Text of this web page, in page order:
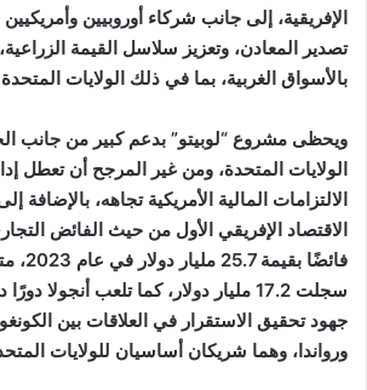
الإفريقية، إلى جانب شركاء أوروبيين
تصدير المعادن، وتعزيز سلاسل القيمة
بالأسواق الغربية، بما في ذلك الولايات المتحدة
ويحظى مشروع “لوبيتو” بدعم كبير من جانب
الولايات المتحدة، ومن غير المرجح أن تعطل
الالتزامات المالية الأمريكية تجاهه، بالإضافة
الاقتصاد الإفريقي الأول من حيث الفائض
فائضًا
سجلت 17.2 مليار دولار، كما تلعب أنجولا
جهود تحقيق الاستقرار في العلاقات بين
ورواندا، وهما شريكان أساسيان للولايات